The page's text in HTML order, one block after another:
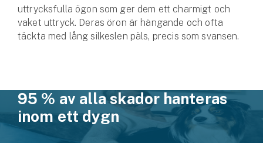
uttrycksfulla ögon som ger dem ett charmigt och
vaket uttryck. Deras öron är hängande och ofta
täckta med lång silkeslen päls, precis som svansen.
95 % av alla skador hanteras
inom ett dygn